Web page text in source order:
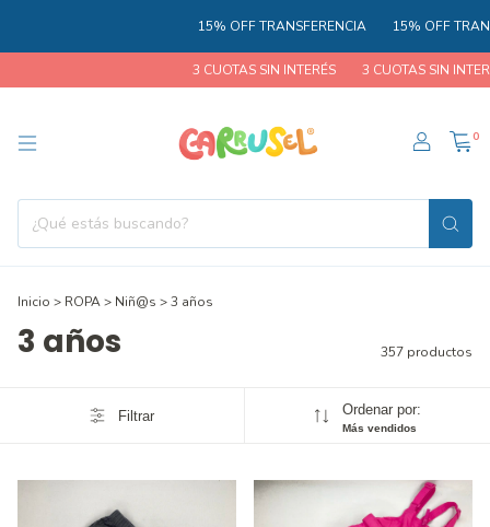
15% OFF TRANSFERENCIA 15% OFF
3 CUOTAS SIN INTERÉS 3 CUOTAS SIN INTERÉS
0
Inicio > ROPA> Niñ@s >3 años
3 años 357 productos
Filtrar Ordenar por:
Más vendidos